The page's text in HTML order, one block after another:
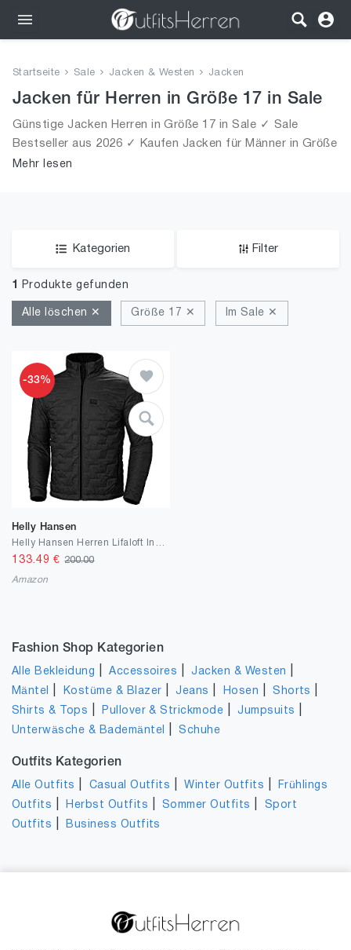
Bekleidung
Wäsche
Schuhe
Startseite Sale Jacken & Westen Jacken
Jacken für Herren in Größe 17 in Sale
Günstige Jacken Herren in Größe 17 in Sale ✓ Sale
Bestseller aus 2026 ✓ Kaufen Jacken für Männer in Größe
17 in Sale!
Mehr lesen
Kategorien Filter
1 Produkte gefunden
Alle löschen ✕ Größe 17 ✕ Im Sale ✕
-33%
Helly Hansen
133.49 €200.00
Amazon
Fashion Shop Kategorien
Alle Bekleidung |Accessoires |Jacken & Westen
Mäntel Kostüme & Blazer |Jeans Hosen |Shorts
Shirts & Tops Pullover & Strickmode |Jumpsuits
Unterwäsche & Bademäntel |Schuhe
Outfits Kategorien
Alle Outfits Casual Outfits |Winter Outfits
Frühlings
Outfits
Herbst Outfits Sommer Outfits
Sport
Outfits
Business Outfits